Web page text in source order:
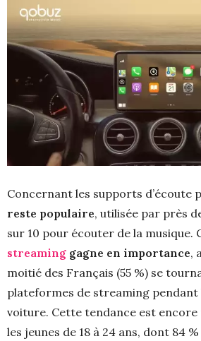
Concernant les supports d’écoute
reste populaire, utilisée par près
sur 10 pour écouter de la musique.
streaming gagne en importance,
moitié des Français (55 %) se
plateformes de streaming
voiture. Cette tendance est encore
les jeunes de 18 à 24 ans, dont 84